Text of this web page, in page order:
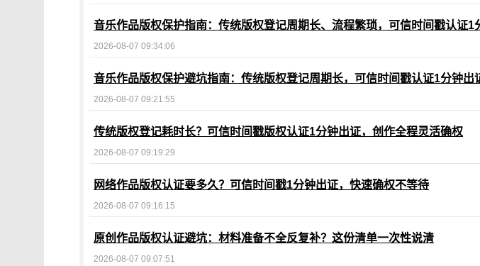
音乐作品版权保护指南：传统版权登记周期长、流程繁琐，可信时间戳认证1
2026-08-07 09:34:06
音乐作品版权保护避坑指南：传统版权登记周期长，可信时间戳认证1分钟出
2026-08-07 09:21:55
传统版权登记耗时长？可信时间戳版权认证1分钟出证，创作全程灵活确权
2026-08-07 09:19:29
网络作品版权认证要多久？可信时间戳1分钟出证，快速确权不等待
2026-08-07 09:16:15
原创作品版权认证避坑：材料准备不全反复补？这份清单一次性说清
2026-08-07 09:07:51